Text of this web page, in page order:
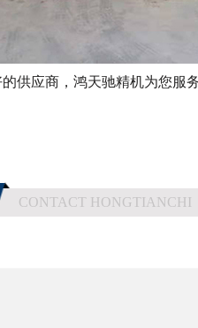
供应商，鸿天驰精机为您服
CONTACT HONGTIANCHI